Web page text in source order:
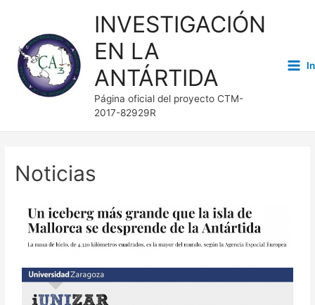
INVESTIGACIÓN
EN LA
ANTÁRTIDA
Página oficial del proyecto CTM-
2017-82929R
Noticias